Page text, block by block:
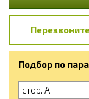
Подбор по
стор. А